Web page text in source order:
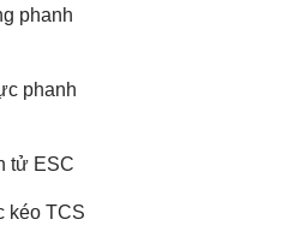
phanh
phanh
tử ESC
kéo TCS